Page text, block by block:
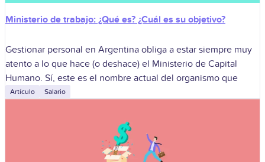
Ministerio de trabajo: ¿Qué es? ¿Cuál es su objetivo?
Gestionar personal en Argentina obliga a estar siempre muy
atento a lo que hace (o deshace) el Ministerio de Capital
Humano. Sí, este es el nombre actual del organismo que
Artículo Salario